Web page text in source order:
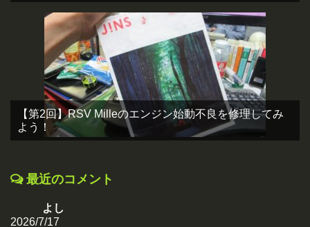
【第2回】RSV Milleのエンジン始動不良を修理してみ
よう！
最近のコメント
よし
2026/7/17